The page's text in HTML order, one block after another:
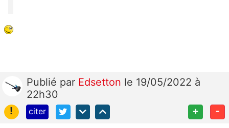
Publié par Edsetton le 19/05/2022 à
22h30
!
citer + -